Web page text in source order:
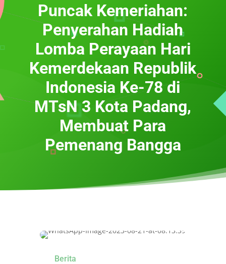
Puncak Kemeriahan:
Penyerahan Hadiah
Lomba Perayaan Hari
Kemerdekaan Republik
Indonesia Ke-78 di
MTsN 3 Kota Padang,
Membuat Para
Pemenang Bangga
Berita